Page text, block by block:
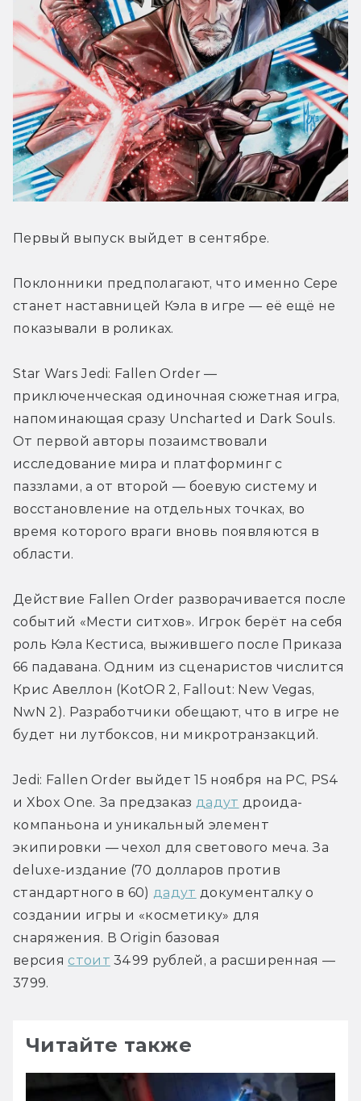
Первый выпуск выйдет в сентябре.
Поклонники предполагают, что именно Сере
станет наставницей Кэла в игре — её ещё не
показывали в роликах.
Star Wars Jedi: Fallen Order —
приключенческая одиночная сюжетная игра,
напоминающая сразу Unсharted и Dark Souls.
От первой авторы позаимствовали
исследование мира и платформинг с
паззлами, а от второй — боевую систему и
восстановление на отдельных точках, во
время которого враги вновь появляются в
области.
Действие Fallen Order разворачивается после
событий «Мести ситхов». Игрок берёт на себя
роль Кэла Кестиса, выжившего после Приказа
66 падавана. Одним из сценаристов числится
Крис Авеллон (KotOR 2, Fallout: New Vegas,
NwN 2). Разработчики обещают, что в игре не
будет ни лутбоксов, ни микротранзакций.
Jedi: Fallen Order выйдет 15 ноября на PC, PS4
и Xbox One. За предзаказ дадут дроида-
компаньона и уникальный элемент
экипировки — чехол для светового меча. За
deluxe-издание (70 долларов против
стандартного в 60) дадут документалку о
создании игры и «косметику» для
снаряжения. В Origin базовая
версия стоит 3499 рублей, а расширенная —
3799.
Читайте также